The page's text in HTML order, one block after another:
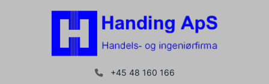
+45 48 160 166